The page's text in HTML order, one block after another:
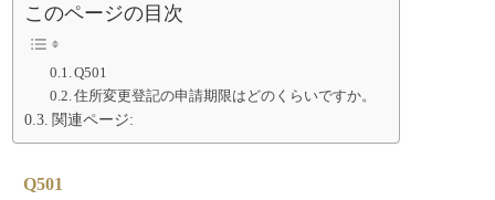
このページの目次
Q501
住所変更登記の申請期限はどのくらいですか。
関連ページ:
Q501